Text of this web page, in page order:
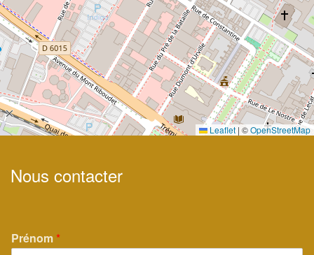
Leaflet | ©OpenStreetMap
Nous contacter
Prénom *